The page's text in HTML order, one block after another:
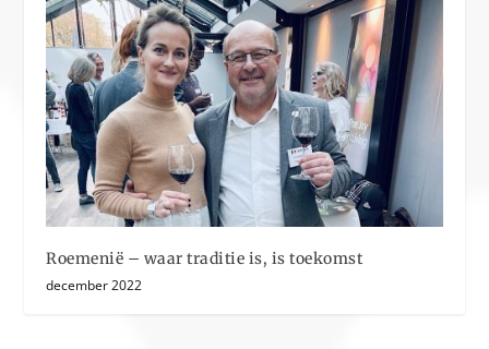
Roemenië – waar traditie is, is toekomst
december 2022